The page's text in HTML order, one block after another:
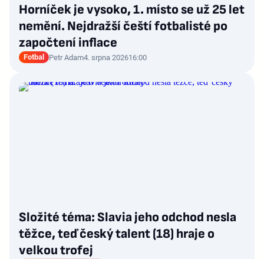
Horníček je vysoko, 1. místo se už 25 let
nemění. Nejdražší čeští fotbalisté po
započtení inflace
Fotbal Petr Adam4. srpna 202616:00
Složité téma: Slavia jeho odchod nesla
těžce, teď český talent (18) hraje o
velkou trofej